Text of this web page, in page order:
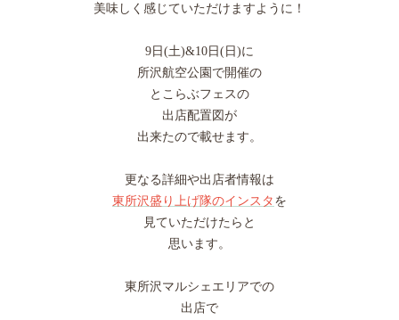
美味しく感じていただけますように！
9日(土)&10日(日)に
所沢航空公園で開催の
とこらぶフェスの
出店配置図が
出来たので載せます。
更なる詳細や出店者情報は
東所沢盛り上げ隊のインスタ を
見ていただけたらと
思います。
東所沢マルシェエリアでの
出店で